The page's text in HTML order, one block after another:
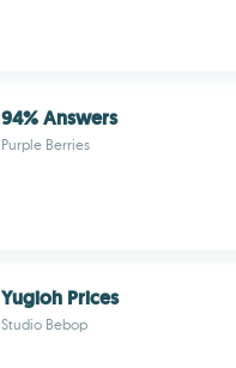
94% Answers
Purple Berries
Yugioh Prices
Studio Bebop